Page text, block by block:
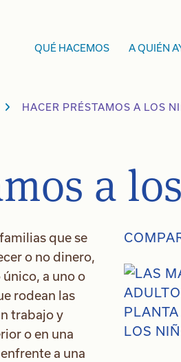
QUÉ HACEMOS A QUIÉN
HACER PRÉSTAMOS A LOS
a
que se
o no dinero,
a uno o
rodean las
trabajo y
o en una
a una